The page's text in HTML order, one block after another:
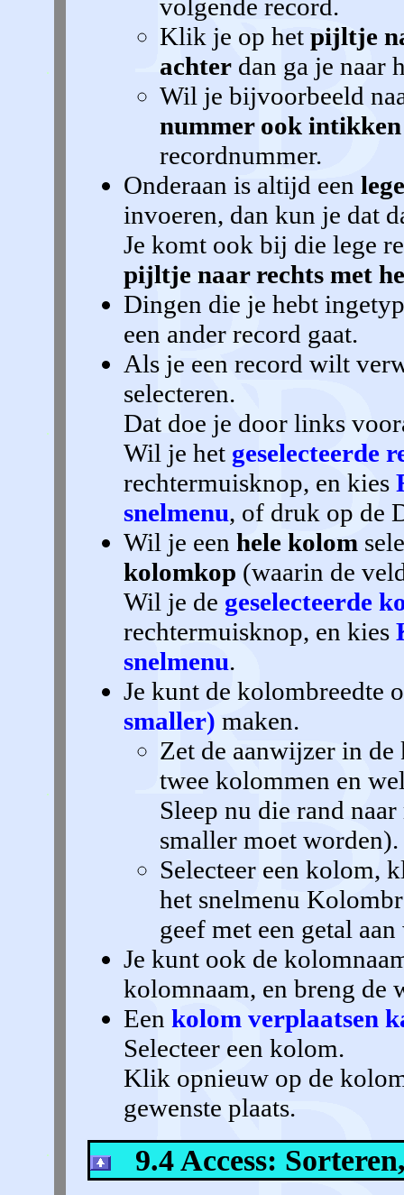
volgende record.
Klik je op het pijltje
achterdan ga je naar
Wil je bijvoorbeeld
nummer ook intikken
recordnummer.
Onderaan is altijd een
invoeren, dan kun je dat
Je komt ook bij die lege
pijltje naar rechts met
Dingen die je hebt
een ander record gaat.
Als je een record wilt
selecteren.
Dat doe je door links
Wil je het geselecteerde
rechtermuisknop, en kies
snelmenu, of druk op de
Wil je een hele kolom
kolomkop (waarin de
Wil je de geselecteerde
rechtermuisknop, en kies
snelmenu.
Je kunt de kolombreedte
smaller) maken.
Zet de aanwijzer in
twee kolommen en
Sleep nu die rand
smaller moet worden).
Selecteer een kolom,
het snelmenu
geef met een getal
Je kunt ook de
kolomnaam, en breng de
Een kolom verplaatsen
Selecteer een kolom.
Klik opnieuw op de
gewenste plaats.
9.4 Access: